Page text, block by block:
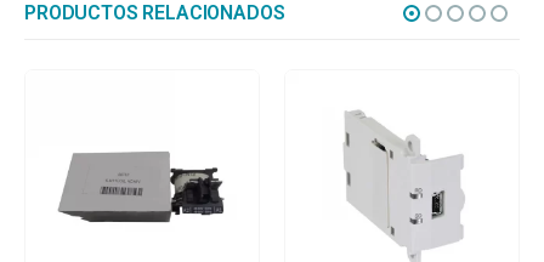
PRODUCTOS RELACIONADOS